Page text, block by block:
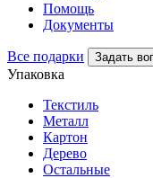
Помощь
Документы
Все подарки Задать
Упаковка
Текстиль
Металл
Картон
Дерево
Остальные